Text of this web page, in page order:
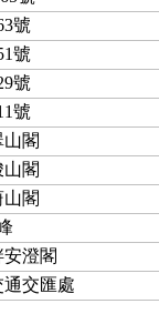
號
號
號
號
山閣
山閣
山閣
澄閣
交匯處